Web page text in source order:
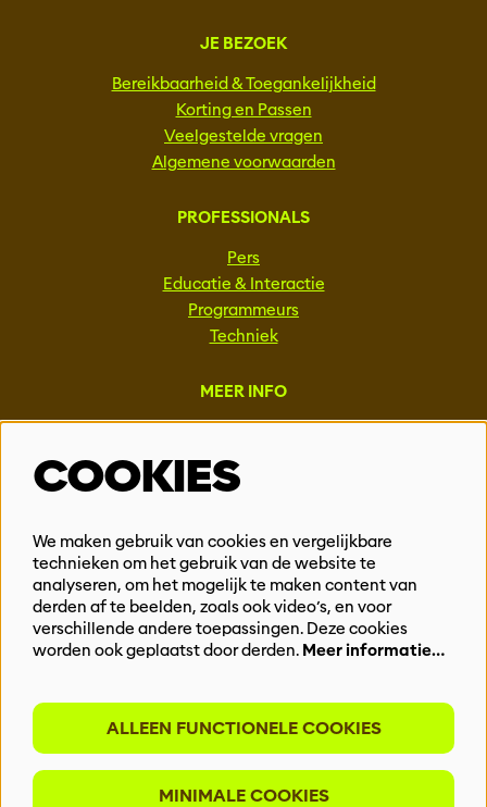
JE BEZOEK
Bereikbaarheid & Toegankelijkheid
Korting en Passen
Veelgestelde vragen
Algemene voorwaarden
PROFESSIONALS
Pers
Educatie & Interactie
Programmeurs
Techniek
MEER INFO
Vacatures
Events & Partnerships
Privacy
BLIJF OP DE HOOGTE
Meld je aan voor onze nieuwsbrief
COOKIES
We maken gebruik van cookies en vergelijkbare
technieken om het gebruik van de website te
analyseren, om het mogelijk te maken content van
derden af te beelden, zoals ook video’s, en voor
verschillende andere toepassingen. Deze cookies
worden ook geplaatst door derden. Meer informatie…
ALLEEN FUNCTIONELE COOKIES
MINIMALE COOKIES